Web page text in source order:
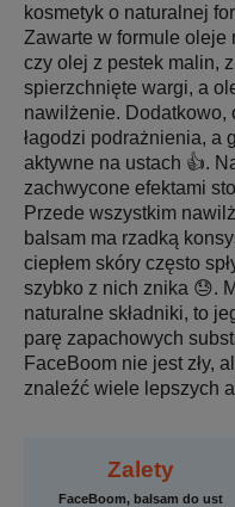
kosmetyk o naturalnej
Zawarte w formule oleje
czy olej z pestek malin,
spierzchnięte wargi, a
nawilżenie. Dodatkowo,
łagodzi podrażnienia, a
aktywne na ustach 👍.
zachwycone efektami
Przede wszystkim
balsam ma rzadką
ciepłem skóry często
szybko z nich znika 😓.
naturalne składniki, to
parę zapachowych
FaceBoom nie jest zły,
znaleźć wiele lepszych
Zalety
FaceBoom, balsam do ust